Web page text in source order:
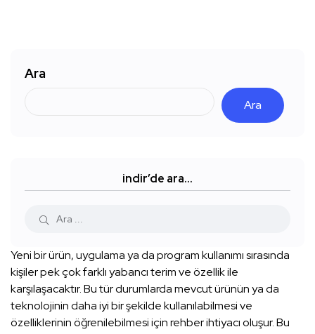
Ara
Ara
indir’de ara…
Yeni bir ürün, uygulama ya da program kullanımı sırasında
kişiler pek çok farklı yabancı terim ve özellik ile
karşılaşacaktır. Bu tür durumlarda mevcut ürünün ya da
teknolojinin daha iyi bir şekilde kullanılabilmesi ve
özelliklerinin öğrenilebilmesi için rehber ihtiyacı oluşur. Bu